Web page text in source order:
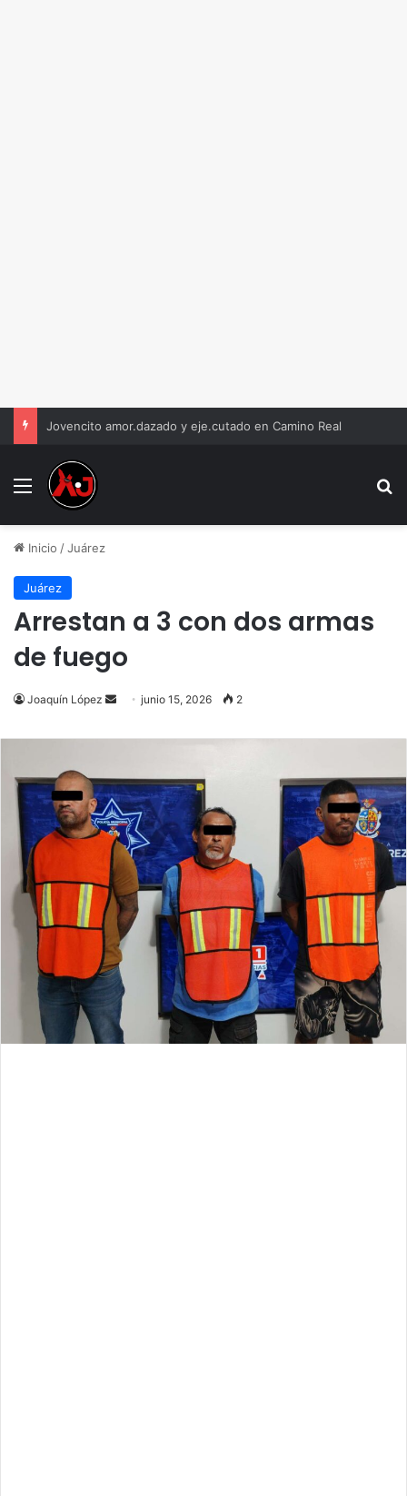
Jovencito amor.dazado y eje.cutado en Camino Real
Menu
Inicio /Juárez
Juárez
Arrestan a 3 con dos armas
de fuego
Joaquín López
Send
email
junio 15, 2026 2